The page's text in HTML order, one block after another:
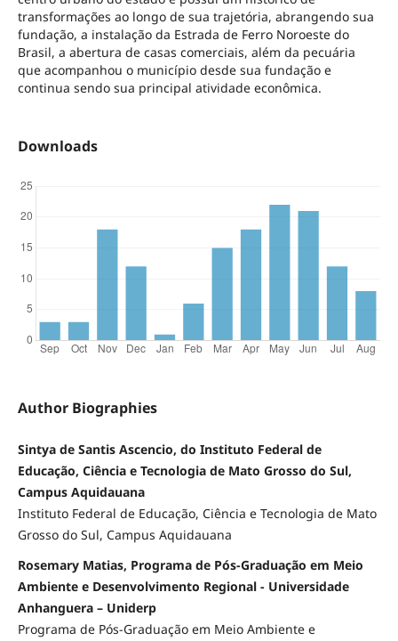
transformações ao longo de sua trajetória, abrangendo sua
fundação, a instalação da Estrada de Ferro Noroeste do
Brasil, a abertura de casas comerciais, além da pecuária
que acompanhou o município desde sua fundação e
continua sendo sua principal atividade econômica.
Downloads
Author Biographies
Sintya de Santis Ascencio, do Instituto Federal de
Educação, Ciência e Tecnologia de Mato Grosso do Sul,
Campus Aquidauana
Instituto Federal de Educação, Ciência e Tecnologia de Mato
Grosso do Sul, Campus Aquidauana
Rosemary Matias, Programa de Pós-Graduação em Meio
Ambiente e Desenvolvimento Regional - Universidade
Anhanguera – Uniderp
Programa de Pós-Graduação em Meio Ambiente e